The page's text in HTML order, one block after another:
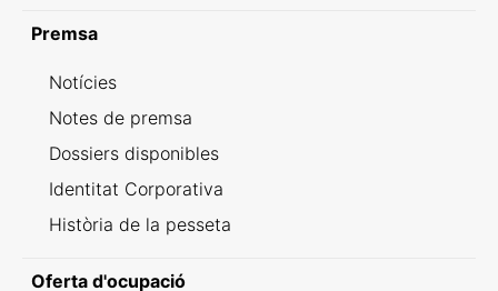
Premsa
Notícies
Notes de premsa
Dossiers disponibles
Identitat Corporativa
Història de la pesseta
Oferta d'ocupació